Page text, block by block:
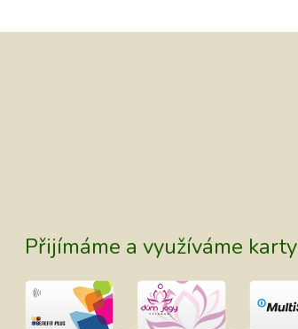
Přijímáme a využíváme karty